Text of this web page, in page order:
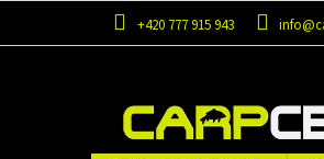
obsah
+420 777 915 943